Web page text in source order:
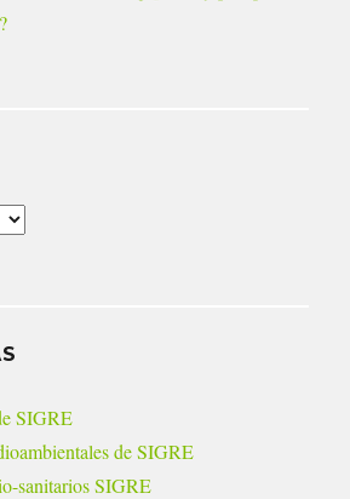
SIGRE
de SIGRE
sanitarios SIGRE